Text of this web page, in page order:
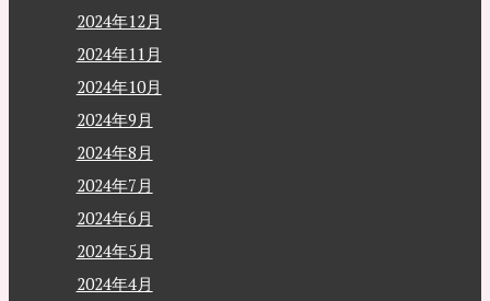
2024年12月
2024年11月
2024年10月
2024年9月
2024年8月
2024年7月
2024年6月
2024年5月
2024年4月